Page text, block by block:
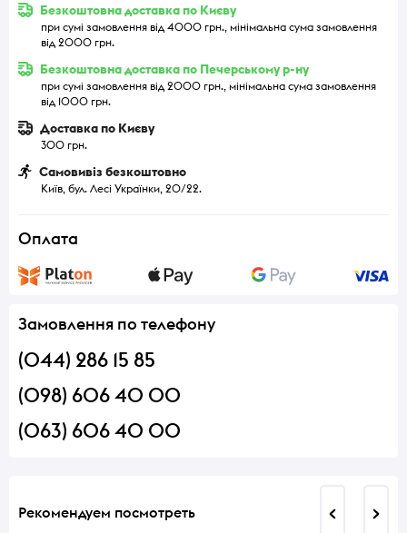
Безкоштовна доставка по Києву
при сумі замовлення від 4000 грн., мінімальна сума замовлення
від 2000 грн.
Безкоштовна доставка по Печерському р-ну
при сумі замовлення від 2000 грн., мінімальна сума замовлення
від 1000 грн.
Доставка по Києву
300 грн.
Самовивіз безкоштовно
Київ, бул. Лесі Українки, 20/22.
Оплата
Замовлення по телефону
(044) 286 15 85
(098) 606 40 00
(063) 606 40 00
Рекомендуем посмотреть